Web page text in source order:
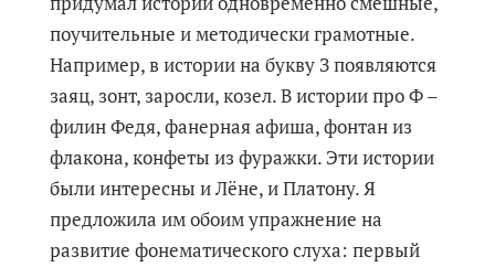
поучительные и методически грамотные.
Например, в истории на букву З появляются
заяц, зонт, заросли, козел. В истории про Ф –
филин Федя, фанерная афиша, фонтан из
флакона, конфеты из фуражки. Эти истории
были интересны и Лёне, и Платону. Я
предложила им обоим упражнение на
развитие фонематического слуха: первый